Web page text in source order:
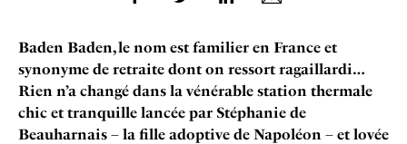
Baden Baden, le nom est familier en France et
synonyme de retraite dont on ressort ragaillardi…
Rien n’a changé dans la vénérable station thermale
chic et tranquille lancée par Stéphanie de
Beauharnais – la fille adoptive de Napoléon – et lovée